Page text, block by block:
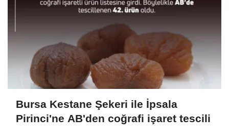
Bursa Kestane Şekeri ile İpsala
Pirinci'ne AB'den coğrafi işaret tescili